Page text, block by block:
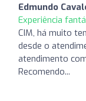
Edmundo
Experiência
CIM, há muito
desde o
atendimento
Recomendo...